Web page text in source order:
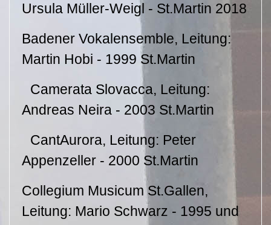
Ursula Müller-Weigl - St.Martin 2018
Badener Vokalensemble, Leitung:
Martin Hobi - 1999 St.Martin
Camerata Slovacca, Leitung:
Andreas Neira - 2003 St.Martin
CantAurora, Leitung: Peter
Appenzeller - 2000 St.Martin
Collegium Musicum St.Gallen,
Leitung: Mario Schwarz - 1995 und